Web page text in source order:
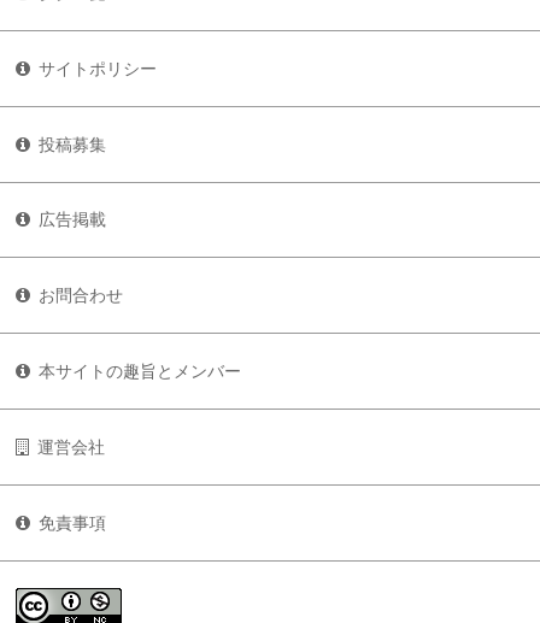
サイトポリシー
投稿募集
広告掲載
お問合わせ
本サイトの趣旨とメンバー
運営会社
免責事項